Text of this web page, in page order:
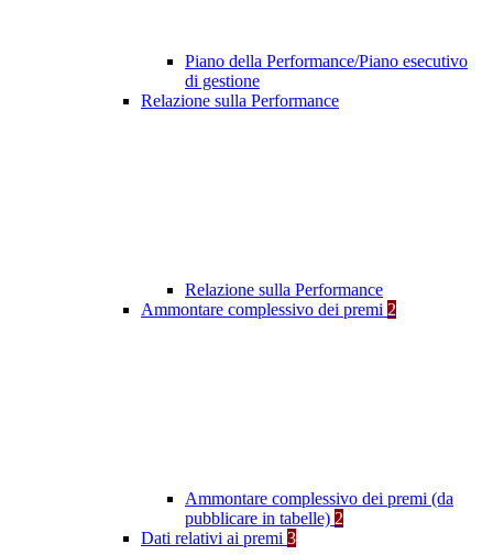
Piano della Performance/Piano esecutivo
di gestione
Relazione sulla Performance
Relazione sulla Performance
Ammontare complessivo dei premi 2
Ammontare complessivo dei premi (da
pubblicare in tabelle) 2
Dati relativi ai premi 3